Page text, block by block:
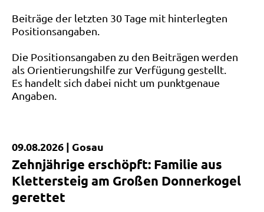
Beiträge der letzten 30 Tage mit hinterlegten
Positionsangaben.
Die Positionsangaben zu den Beiträgen werden
als Orientierungshilfe zur Verfügung gestellt.
Es handelt sich dabei nicht um punktgenaue
Angaben.
Kurzmeldung
09.08.2026 | Gosau
Zehnjährige erschöpft: Familie aus
Klettersteig am Großen Donnerkogel
gerettet